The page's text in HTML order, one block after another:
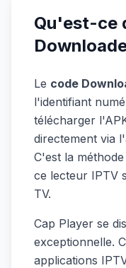
Qu'est-ce
Le code
l'identifiant
télécharger
directement via
C'est la
ce lecteur IPTV
TV.
Cap Player se
exceptionnelle.
applications